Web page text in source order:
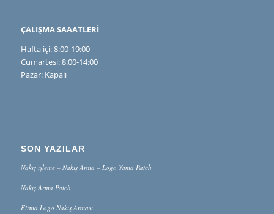
ÇALIŞMA SAAATLERİ
Hafta içi: 8:00-19:00
Cumartesi: 8:00-14:00
Pazar: Kapalı
SON YAZILAR
Nakış işleme – Nakış Arma – Logo Yama Patch
Nakış Arma Patch
Firma Logo Nakış Arması